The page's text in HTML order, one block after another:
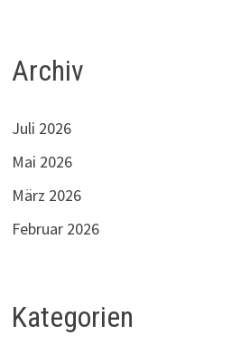
Archiv
Juli 2026
Mai 2026
März 2026
Februar 2026
Kategorien